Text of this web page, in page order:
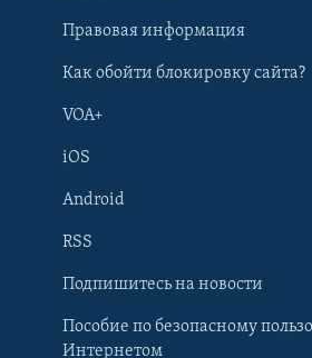
Learning English
Правовая информация
Как обойти блокировку сайта?
VOA+
iOS
Android
RSS
Подпишитесь на новости
Пособие по безопасному
Интернетом